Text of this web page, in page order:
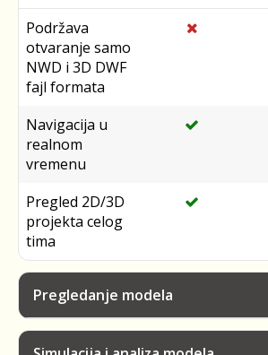
Podržava
otvaranje samo
NWD i 3D DWF
fajl formata
Navigacija u
realnom
vremenu
Pregled 2D/3D
projekta celog
tima
Pregledanje modela